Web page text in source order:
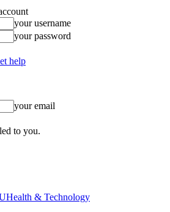
your username
your password
help
your email
to you.
Health & Technology